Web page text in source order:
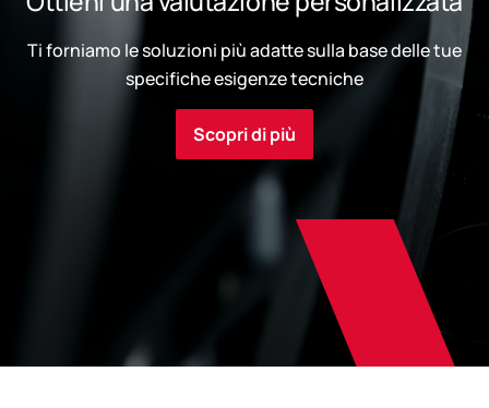
Ti forniamo le soluzioni più adatte sulla base delle tue
specifiche esigenze tecniche
Scopri di più